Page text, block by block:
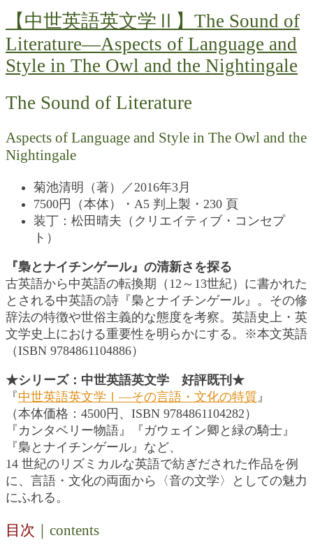
【中世英語英文学Ⅱ】The Sound of
Literature―Aspects of Language and
Style in The Owl and the Nightingale
The Sound of Literature
Aspects of Language and Style in The Owl and the
Nightingale
菊池清明（著）／2016年3月
7500円（本体）・A5 判上製・230 頁
装丁：松田晴夫（クリエイティブ・コンセプ
ト）
『梟とナイチンゲール』の清新さを探る
古英語から中英語の転換期（12～13世紀）に書かれた
とされる中英語の詩『梟とナイチンゲール』。その修
辞法の特徴や世俗主義的な態度を考察。英語史上・英
文学史上における重要性を明らかにする。※本文英語
（ISBN 9784861104886）
★シリーズ：中世英語英文学 好評既刊★
『中世英語英文学Ⅰ―その言語・文化の特質』
（本体価格：4500円、ISBN 9784861104282）
『カンタベリー物語』『ガウェイン卿と緑の騎士』
『梟とナイチンゲール』など、
14 世紀のリズミカルな英語で紡ぎだされた作品を例
に、言語・文化の両面から〈音の文学〉としての魅力
にふれる。
目次 ｜contents